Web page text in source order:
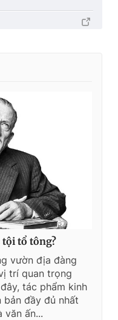
tội tổ tông?
vườn địa đàng
trí quan trọng
tác phẩm kinh
đầy đủ nhất
văn ấn...